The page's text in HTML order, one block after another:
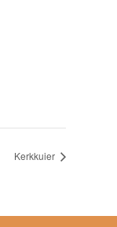
Kerkkuier